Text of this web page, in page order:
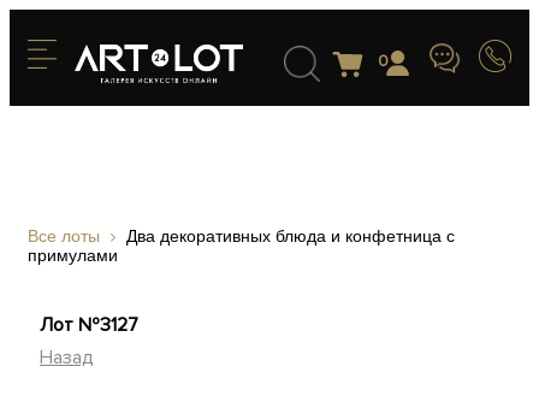
0
Все лоты
Два декоративных блюда и конфетница с
примулами
Лот №3127
Назад